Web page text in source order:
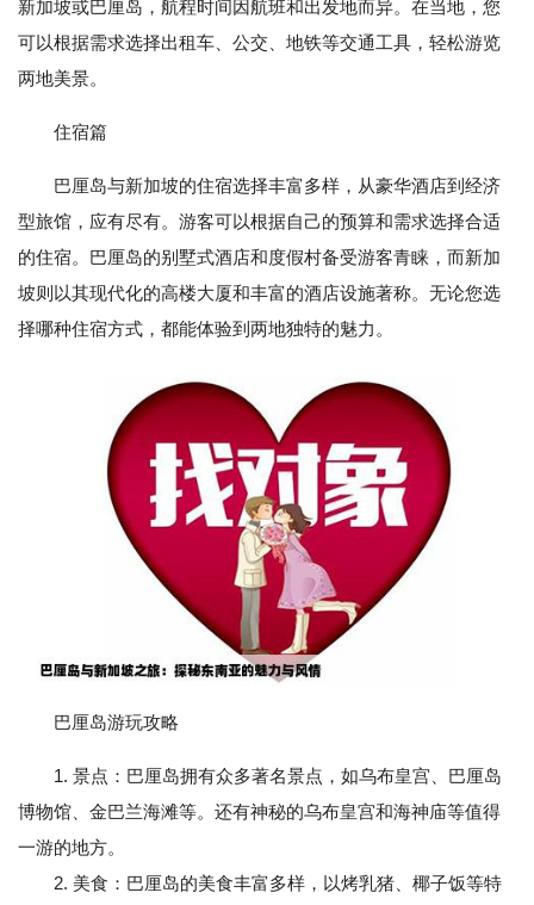
新加坡或巴厘岛，航程时间因航班和出发地而异。在当地，您
可以根据需求选择出租车、公交、地铁等交通工具，轻松游览
两地美景。
住宿篇
巴厘岛与新加坡的住宿选择丰富多样，从豪华酒店到经济
型旅馆，应有尽有。游客可以根据自己的预算和需求选择合适
的住宿。巴厘岛的别墅式酒店和度假村备受游客青睐，而新加
坡则以其现代化的高楼大厦和丰富的酒店设施著称。无论您选
择哪种住宿方式，都能体验到两地独特的魅力。
巴厘岛游玩攻略
1. 景点：巴厘岛拥有众多著名景点，如乌布皇宫、巴厘岛
博物馆、金巴兰海滩等。还有神秘的乌布皇宫和海神庙等值得
一游的地方。
2. 美食：巴厘岛的美食丰富多样，以烤乳猪、椰子饭等特